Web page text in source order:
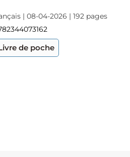
| 08-04-2026 | 192 pages
de poche